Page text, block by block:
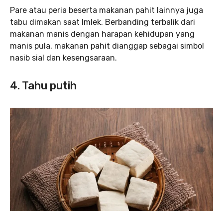
Pare atau peria beserta makanan pahit lainnya juga
tabu dimakan saat Imlek. Berbanding terbalik dari
makanan manis dengan harapan kehidupan yang
manis pula, makanan pahit dianggap sebagai simbol
nasib sial dan kesengsaraan.
4. Tahu putih